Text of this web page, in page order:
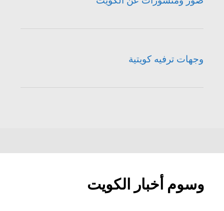
وجهات ترفيه كويتية
وسوم أخبار الكويت